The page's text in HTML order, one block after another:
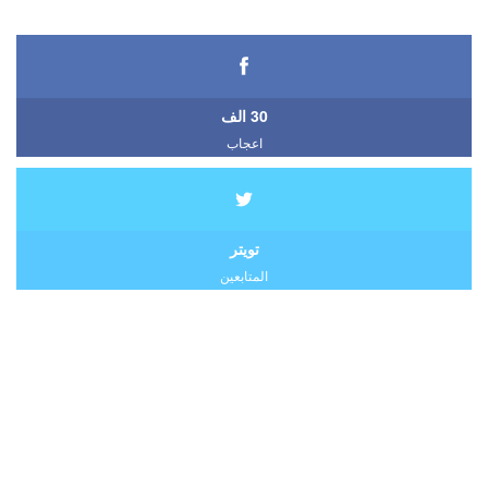
30 الف
اعجاب
تويتر
المتابعين